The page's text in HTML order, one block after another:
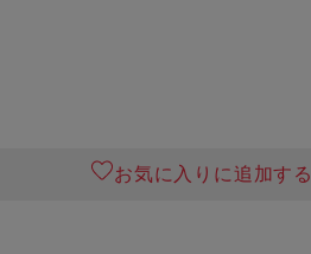
お気に入りに追加する